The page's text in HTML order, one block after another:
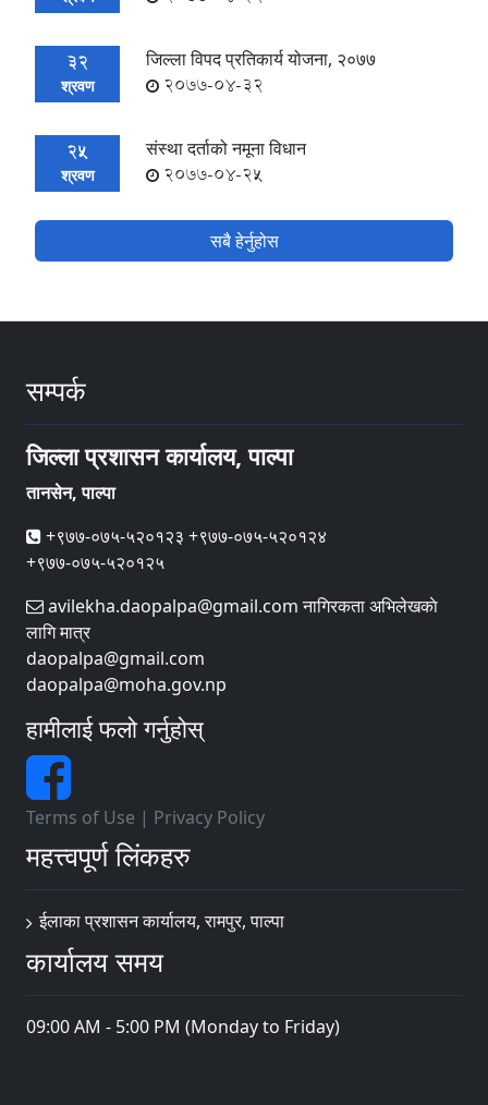
32
श्रवण
जिल्ला विपद प्रतिकार्य योजना, २०७७
2077-04-32
25
श्रवण
संस्था दर्ताको नमूना विधान
2077-04-25
सबै हेर्नुहोस
सम्पर्क
जिल्ला प्रशासन कार्यालय, पाल्पा
तानसेन, पाल्पा
+९७७-०७५-५२०१२३ +९७७-०७५-५२०१२४
+९७७-०७५-५२०१२५
avilekha.daopalpa@gmail.com नागिरकता अभिलेखकाे
लागि मात्र
daopalpa@gmail.com
daopalpa@moha.gov.np
हामीलाई फलो गर्नुहोस्
Terms of Use | Privacy Policy
महत्त्वपूर्ण लिंकहरु
ईलाका प्रशासन कार्यालय, रामपुर, पाल्पा
कार्यालय समय
09:00 AM - 5:00 PM (Monday to Friday)